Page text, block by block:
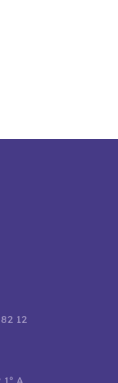
12
A